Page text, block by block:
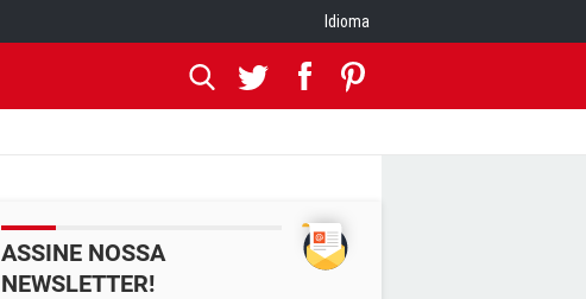
Idioma
ASSINE NOSSA
NEWSLETTER!